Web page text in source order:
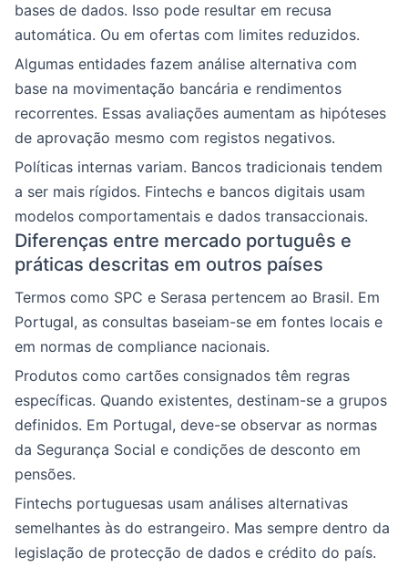
bases de dados. Isso pode resultar em recusa
automática. Ou em ofertas com limites reduzidos.
Algumas entidades fazem análise alternativa com
base na movimentação bancária e rendimentos
recorrentes. Essas avaliações aumentam as hipóteses
de aprovação mesmo com registos negativos.
Políticas internas variam. Bancos tradicionais tendem
a ser mais rígidos. Fintechs e bancos digitais usam
modelos comportamentais e dados transaccionais.
Diferenças entre mercado português e
práticas descritas em outros países
Termos como SPC e Serasa pertencem ao Brasil. Em
Portugal, as consultas baseiam-se em fontes locais e
em normas de compliance nacionais.
Produtos como cartões consignados têm regras
específicas. Quando existentes, destinam-se a grupos
definidos. Em Portugal, deve-se observar as normas
da Segurança Social e condições de desconto em
pensões.
Fintechs portuguesas usam análises alternativas
semelhantes às do estrangeiro. Mas sempre dentro da
legislação de protecção de dados e crédito do país.